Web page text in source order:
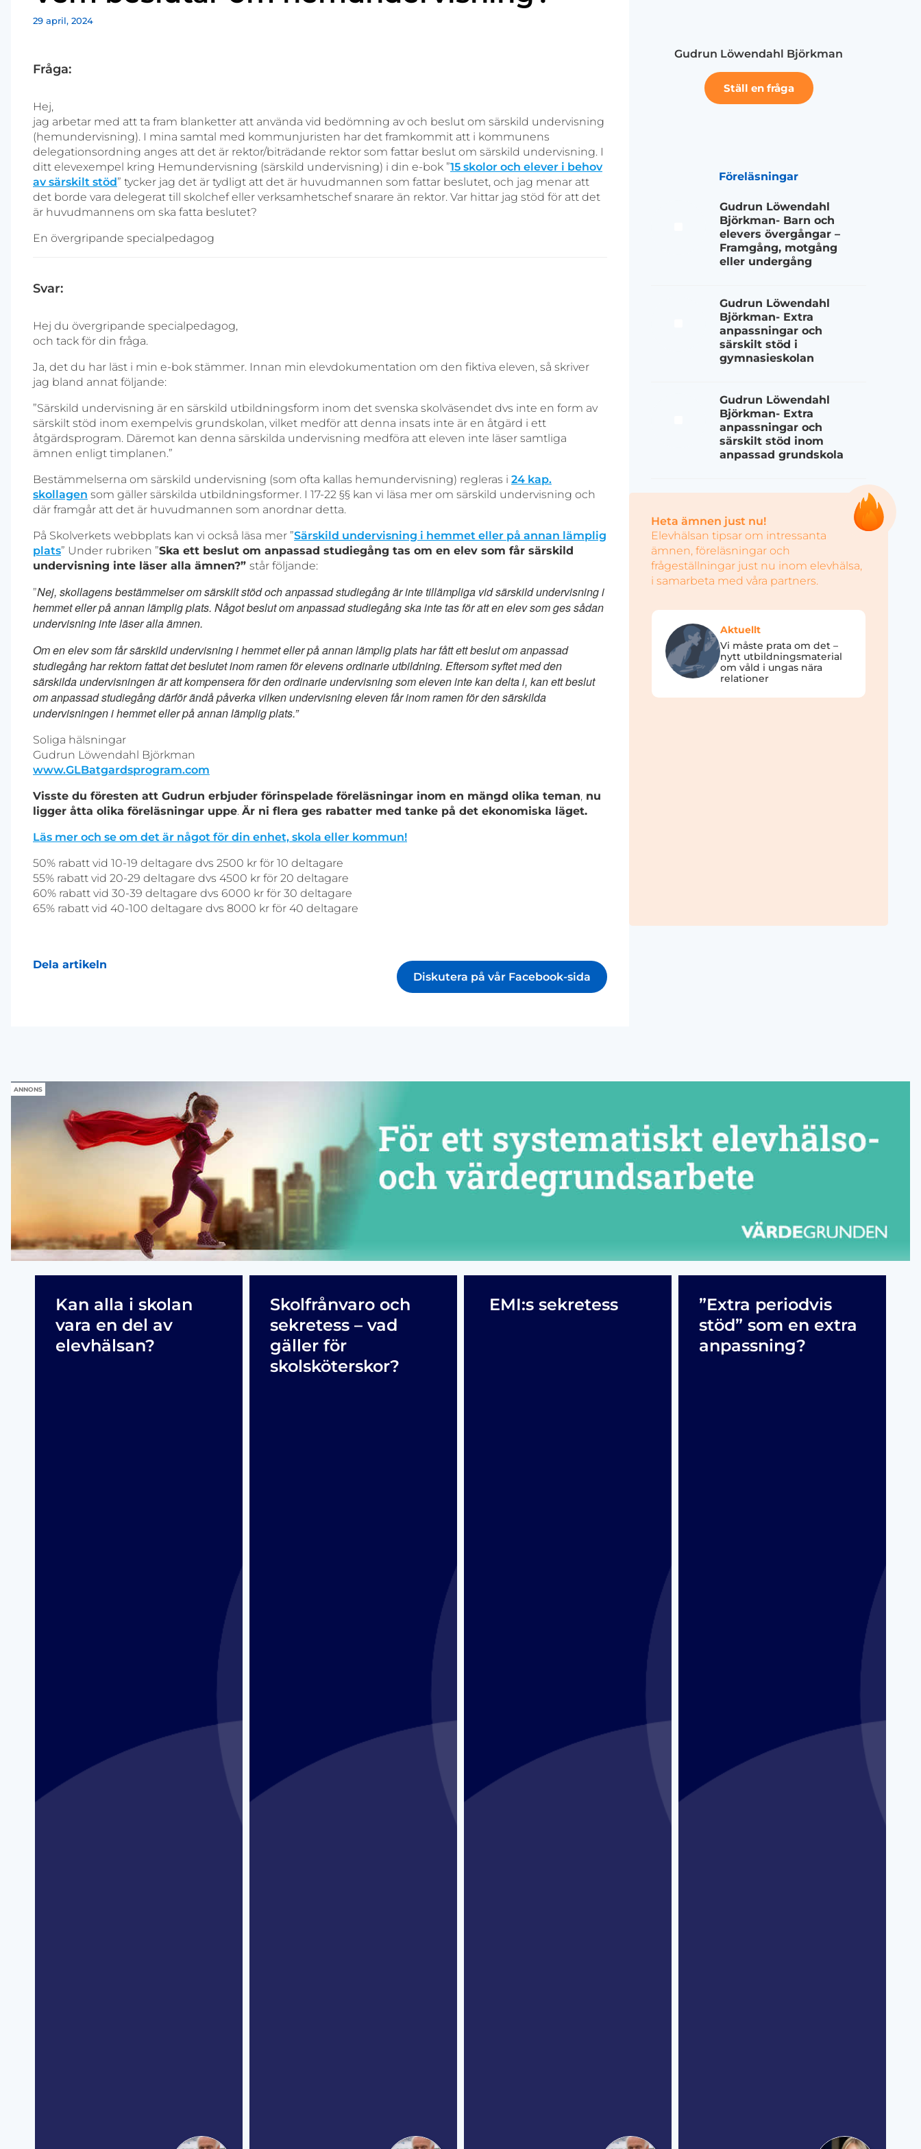
29 april, 2024
Fråga:
Hej,
jag arbetar med att ta fram blanketter att använda vid bedömning av och beslut om särskild undervisning
(hemundervisning). I mina samtal med kommunjuristen har det framkommit att i kommunens
delegationsordning anges att det är rektor/biträdande rektor som fattar beslut om särskild undervisning. I
ditt elevexempel kring Hemundervisning (särskild undervisning) i din e-bok ”15 skolor och elever i behov
av särskilt stöd” tycker jag det är tydligt att det är huvudmannen som fattar beslutet, och jag menar att
det borde vara delegerat till skolchef eller verksamhetschef snarare än rektor. Var hittar jag stöd för att det
är huvudmannens om ska fatta beslutet?
En övergripande specialpedagog
Svar:
Hej du övergripande specialpedagog,
och tack för din fråga.
Ja, det du har läst i min e-bok stämmer. Innan min elevdokumentation om den fiktiva eleven, så skriver
jag bland annat följande:
”Särskild undervisning är en särskild utbildningsform inom det svenska skolväsendet dvs inte en form av
särskilt stöd inom exempelvis grundskolan, vilket medför att denna insats inte är en åtgärd i ett
åtgärdsprogram. Däremot kan denna särskilda undervisning medföra att eleven inte läser samtliga
ämnen enligt timplanen.”
Bestämmelserna om särskild undervisning (som ofta kallas hemundervisning) regleras i 24 kap.
skollagen som gäller särskilda utbildningsformer. I 17-22 §§ kan vi läsa mer om särskild undervisning och
där framgår att det är huvudmannen som anordnar detta.
På Skolverkets webbplats kan vi också läsa mer ”Särskild undervisning i hemmet eller på annan lämplig
plats” Under rubriken ”Ska ett beslut om anpassad studiegång tas om en elev som får särskild
undervisning inte läser alla ämnen?” står följande:
”Nej, skollagens bestämmelser om särskilt stöd och anpassad studiegång är inte tillämpliga vid särskild undervisning i
hemmet eller på annan lämplig plats. Något beslut om anpassad studiegång ska inte tas för att en elev som ges sådan
undervisning inte läser alla ämnen.
Om en elev som får särskild undervisning i hemmet eller på annan lämplig plats har fått ett beslut om anpassad
studiegång har rektorn fattat det beslutet inom ramen för elevens ordinarie utbildning. Eftersom syftet med den
särskilda undervisningen är att kompensera för den ordinarie undervisning som eleven inte kan delta i, kan ett beslut
om anpassad studiegång därför ändå påverka vilken undervisning eleven får inom ramen för den särskilda
undervisningen i hemmet eller på annan lämplig plats.”
Soliga hälsningar
Gudrun Löwendahl Björkman
www.GLBatgardsprogram.com
Visste du föresten att Gudrun erbjuder förinspelade föreläsningar inom en mängd olika teman, nu
ligger åtta olika föreläsningar uppe. Är ni flera ges rabatter med tanke på det ekonomiska läget.
Läs mer och se om det är något för din enhet, skola eller kommun!
50% rabatt vid 10-19 deltagare dvs 2500 kr för 10 deltagare
55% rabatt vid 20-29 deltagare dvs 4500 kr för 20 deltagare
60% rabatt vid 30-39 deltagare dvs 6000 kr för 30 deltagare
65% rabatt vid 40-100 deltagare dvs 8000 kr för 40 deltagare
Dela artikeln
Diskutera på vår Facebook-sida
Gudrun Löwendahl Björkman
Ställ en fråga
Föreläsningar
Gudrun Löwendahl
Björkman- Barn och
elevers övergångar –
Framgång, motgång
eller undergång
Gudrun Löwendahl
Björkman- Extra
anpassningar och
särskilt stöd i
gymnasieskolan
Gudrun Löwendahl
Björkman- Extra
anpassningar och
särskilt stöd inom
anpassad grundskola
Heta ämnen just nu!
Elevhälsan tipsar om intressanta
ämnen, föreläsningar och
frågeställningar just nu inom elevhälsa,
i samarbeta med våra partners.
Aktuellt
Vi måste prata om det –
nytt utbildningsmaterial
om våld i ungas nära
relationer
ANNONS
Kan alla i skolan
vara en del av
elevhälsan?
Skolfrånvaro och
sekretess – vad
gäller för
skolsköterskor?
EMI:s sekretess
”Extra periodvis
stöd” som en extra
anpassning?